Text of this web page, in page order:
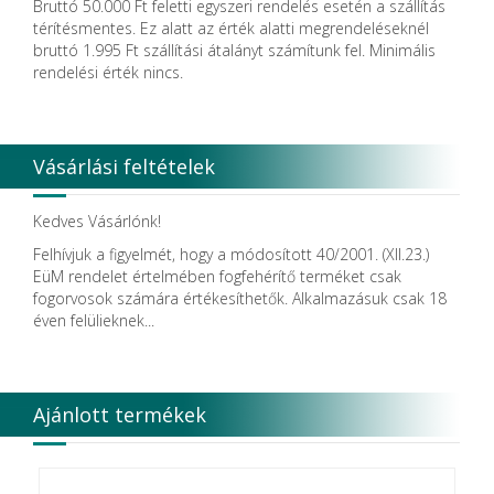
Dental Film srl.
Dental Pacific
Dentis
Dentsply Sirona
Detax
DFS
DIADENT
DIRECTA AB
Discus Dental PHILIPS
DISPOTECH S.r.l.
DKL
DUX
Edelweiss Dentistry Products GmbH
Edenta
Bruttó 50.000 Ft feletti egyszeri rendelés esetén a szállítás
térítésmentes. Ez alatt az érték alatti megrendeléseknél
bruttó 1.995 Ft szállítási átalányt számítunk fel. Minimális
rendelési érték nincs.
Vásárlási feltételek
Kedves Vásárlónk!
Felhívjuk a figyelmét, hogy a módosított 40/2001. (XII.23.)
EüM rendelet értelmében fogfehérítő terméket csak
fogorvosok számára értékesíthetők. Alkalmazásuk csak 18
éven felülieknek...
Ajánlott termékek